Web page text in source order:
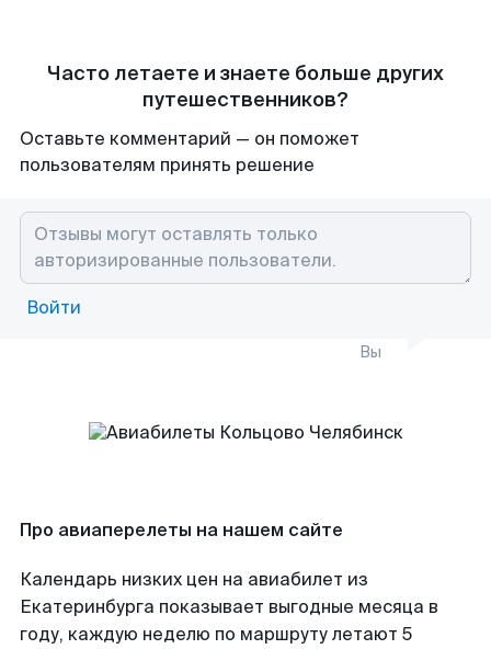
Часто летаете и знаете больше других
путешественников?
Оставьте комментарий — он поможет
пользователям принять решение
Войти
Вы
Про авиаперелеты на нашем сайте
Календарь низких цен на авиабилет из
Екатеринбурга показывает выгодные месяца в
году, каждую неделю по маршруту летают 5